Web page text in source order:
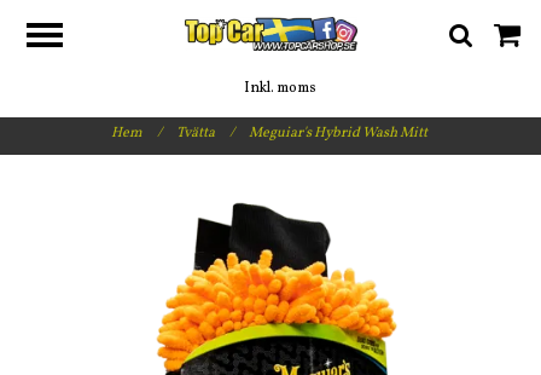
Inkl. moms
Hem / Tvätta / Meguiar's Hybrid Wash Mitt